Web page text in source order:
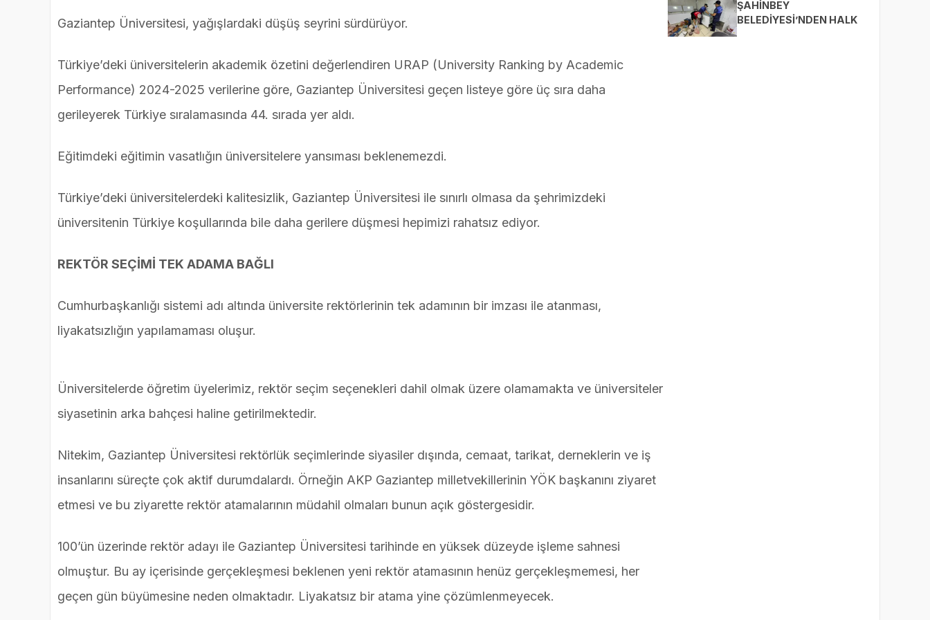
Gaziantep Üniversitesi, yağışlardaki düşüş seyrini sürdürüyor.
Türkiye’deki üniversitelerin akademik özetini değerlendiren URAP (University Ranking by Academic
Performance) 2024-2025 verilerine göre, Gaziantep Üniversitesi geçen listeye göre üç sıra daha
gerileyerek Türkiye sıralamasında 44. sırada yer aldı.
Eğitimdeki eğitimin vasatlığın üniversitelere yansıması beklenemezdi.
Türkiye’deki üniversitelerdeki kalitesizlik, Gaziantep Üniversitesi ile sınırlı olmasa da şehrimizdeki
üniversitenin Türkiye koşullarında bile daha gerilere düşmesi hepimizi rahatsız ediyor.
REKTÖR SEÇİMİ TEK ADAMA BAĞLI
Cumhurbaşkanlığı sistemi adı altında üniversite rektörlerinin tek adamının bir imzası ile atanması,
liyakatsızlığın yapılamaması oluşur.
Üniversitelerde öğretim üyelerimiz, rektör seçim seçenekleri dahil olmak üzere olamamakta ve üniversiteler
siyasetinin arka bahçesi haline getirilmektedir.
Nitekim, Gaziantep Üniversitesi rektörlük seçimlerinde siyasiler dışında, cemaat, tarikat, derneklerin ve iş
insanlarını süreçte çok aktif durumdalardı. Örneğin AKP Gaziantep milletvekillerinin YÖK başkanını ziyaret
etmesi ve bu ziyarette rektör atamalarının müdahil olmaları bunun açık göstergesidir.
100’ün üzerinde rektör adayı ile Gaziantep Üniversitesi tarihinde en yüksek düzeyde işleme sahnesi
olmuştur. Bu ay içerisinde gerçekleşmesi beklenen yeni rektör atamasının henüz gerçekleşmemesi, her
geçen gün büyümesine neden olmaktadır. Liyakatsız bir atama yine çözümlenmeyecek.
ŞAHİNBEY
BELEDİYESİ’NDEN HALK